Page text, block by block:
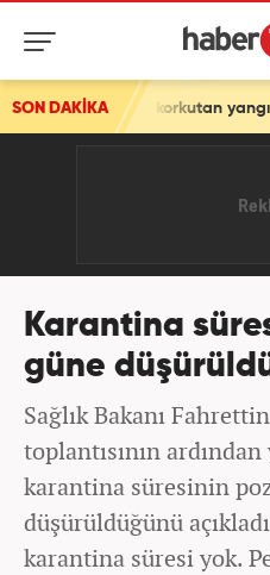
SON DAKİKA
yangın!
Karantina
güne
Sağlık Bakanı
toplantısının ardından
karantina süresinin
düşürüldüğünü
karantina süresi yok.